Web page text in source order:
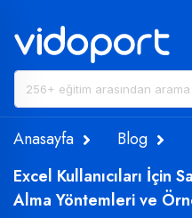
Anasayfa
Blog
Excel Kullanıcıları İçin
Alma Yöntemleri ve